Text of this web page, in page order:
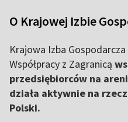
O Krajowej Izbie
Krajowa Izba
Współpracy z Zagranicą
przedsiębiorców na
działa aktywnie na
Polski.